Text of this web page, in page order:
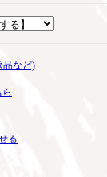
品など)
る